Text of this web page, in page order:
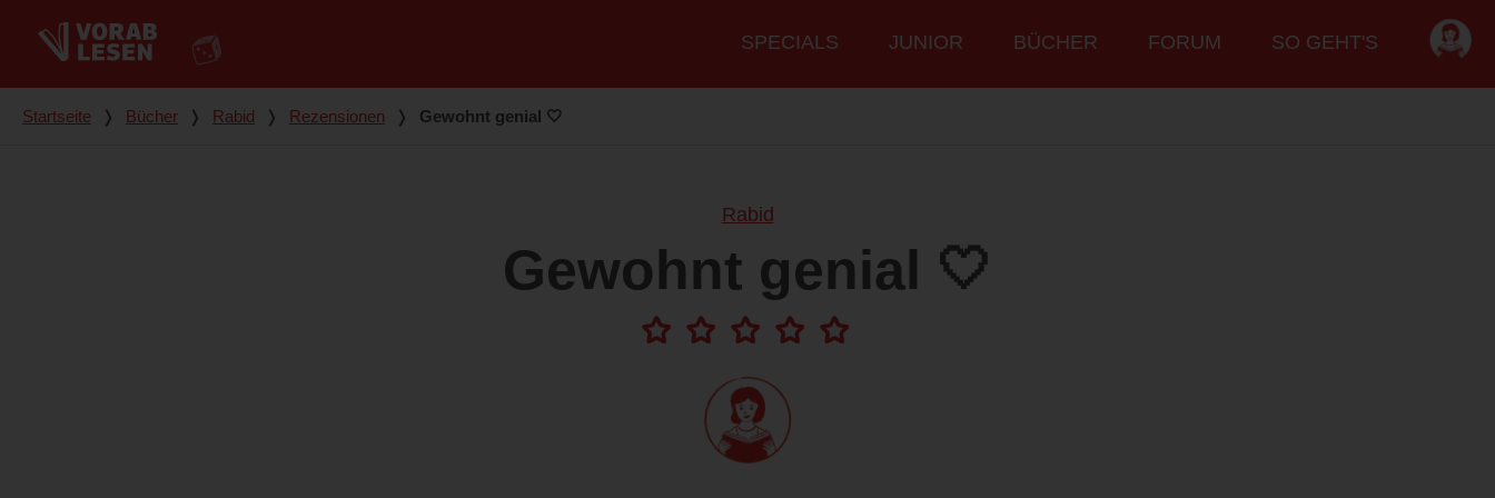
Hauptmenü
SPECIALS JUNIOR BÜCHER FORUM SO GEHT'S
Du bist hier
Startseite ❭ Bücher ❭ Rabid ❭ Rezensionen ❭ Gewohnt genial 🤍
Rabid
Gewohnt genial 🤍